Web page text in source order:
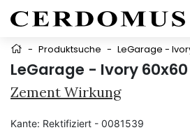
- Produktsuche - LeGarage -
LeGarage - Ivory
Zement Wirkung
Kante: Rektifiziert - 0081539